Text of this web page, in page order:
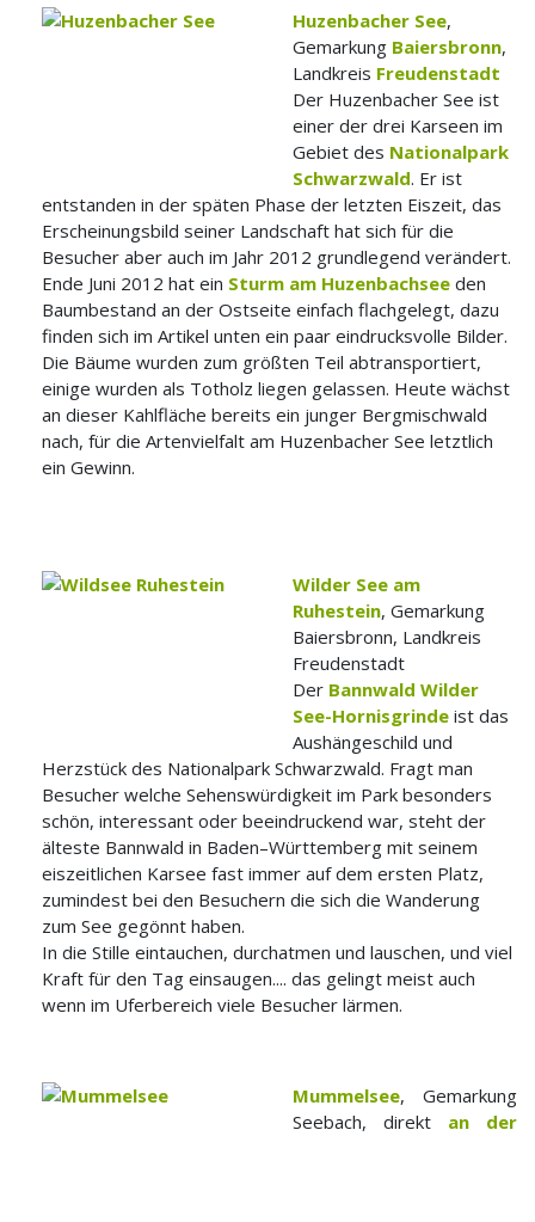
Huzenbacher See,
Gemarkung Baiersbronn,
Landkreis Freudenstadt
Der Huzenbacher See ist
einer der drei Karseen im
Gebiet des Nationalpark
Schwarzwald. Er ist
entstanden in der späten Phase der letzten Eiszeit, das
Erscheinungsbild seiner Landschaft hat sich für die
Besucher aber auch im Jahr 2012 grundlegend verändert.
Ende Juni 2012 hat ein Sturm am Huzenbachsee den
Baumbestand an der Ostseite einfach flachgelegt, dazu
finden sich im Artikel unten ein paar eindrucksvolle Bilder.
Die Bäume wurden zum größten Teil abtransportiert,
einige wurden als Totholz liegen gelassen. Heute wächst
an dieser Kahlfläche bereits ein junger Bergmischwald
nach, für die Artenvielfalt am Huzenbacher See letztlich
ein Gewinn.
Wilder See am
Ruhestein, Gemarkung
Baiersbronn, Landkreis
Freudenstadt
Der Bannwald Wilder
See-Hornisgrinde ist das
Aushängeschild und
Herzstück des Nationalpark Schwarzwald. Fragt man
Besucher welche Sehenswürdigkeit im Park besonders
schön, interessant oder beeindruckend war, steht der
älteste Bannwald in Baden–Württemberg mit seinem
eiszeitlichen Karsee fast immer auf dem ersten Platz,
zumindest bei den Besuchern die sich die Wanderung
zum See gegönnt haben.
In die Stille eintauchen, durchatmen und lauschen, und viel
Kraft für den Tag einsaugen.... das gelingt meist auch
wenn im Uferbereich viele Besucher lärmen.
Mummelsee, Gemarkung
Seebach, direkt an der